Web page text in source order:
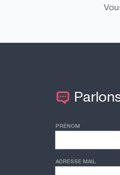
PRÉNOM
ADRESSE MAIL